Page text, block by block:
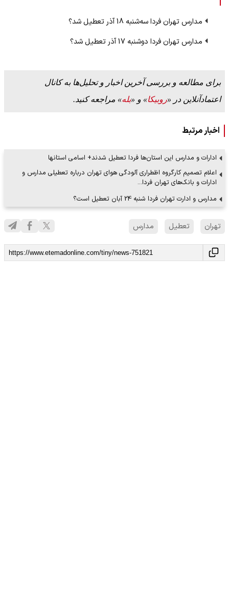
مدارس تهران فردا سه‌شنبه 18 آذر تعطیل شد؟
مدارس تهران فردا دوشنبه 17 آذر تعطیل شد؟
برای مطالعه و بررسی آخرین اخبار و تحلیل‌ها به کانال
اعتمادآنلاین در «روبیکا» و «بله» مراجعه کنید.
اخبار مرتبط
ادارات و مدارس این استان‌ها فردا تعطیل شدند+ اسامی استانها
اعلام تصمیم کارگروه اظطراری آلودگی هوای تهران درباره تعطیلی مدارس و
ادارات و بانک‌های تهران فردا…
مدارس و ادارت تهران فردا شنبه 24 آبان تعطیل است؟
تهران تعطیل مدارس